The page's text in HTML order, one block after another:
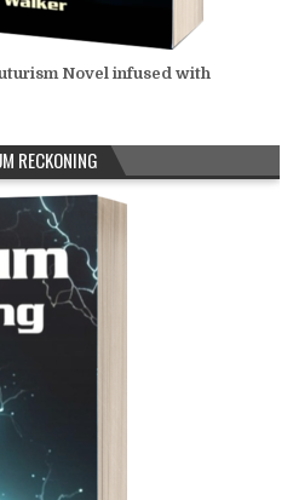
Novel infused with
RECKONING